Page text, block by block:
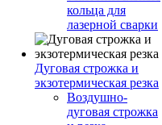
кольца для
лазерной сварки
Дуговая строжка и
экзотермическая резка
Воздушно-
дуговая строжка